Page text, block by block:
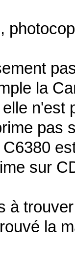
la
n'est
pas
sur
à
la